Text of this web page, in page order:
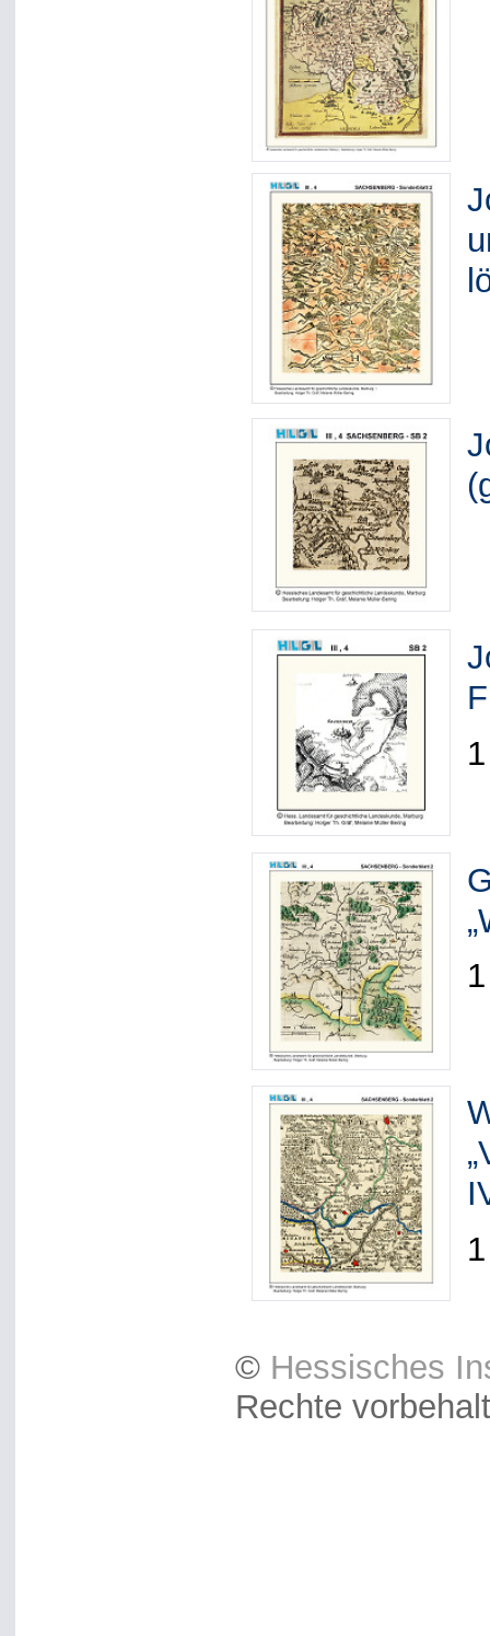
© Hessisches
Rechte